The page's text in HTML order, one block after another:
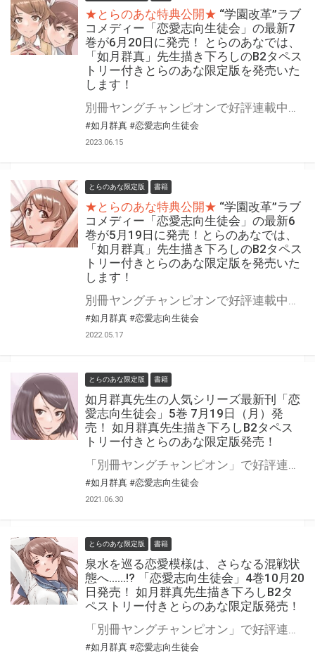
★とらのあな特典公開★ “学園改革”ラブ
コメディー「恋愛志向生徒会」の最新7
巻が6月20日に発売！ とらのあなでは、
「如月群真」先生描き下ろしのB2タペス
トリー付きとらのあな限定版を発売いた
します！
#如月群真 #恋愛志向生徒会
2023.06.15
とらのあな限定版 書籍
★とらのあな特典公開★ “学園改革”ラブ
コメディー「恋愛志向生徒会」の最新6
巻が5月19日に発売！とらのあなでは、
「如月群真」先生描き下ろしのB2タペス
トリー付きとらのあな限定版を発売いた
します！
#如月群真 #恋愛志向生徒会
2022.05.17
とらのあな限定版 書籍
如月群真先生の人気シリーズ最新刊「恋
愛志向生徒会」5巻 7月19日（月）発
売！ 如月群真先生描き下ろしB2タペス
トリー付きとらのあな限定版発売！
#如月群真 #恋愛志向生徒会
2021.06.30
とらのあな限定版 書籍
泉水を巡る恋愛模様は、さらなる混戦状
態へ……!? 「恋愛志向生徒会」4巻10月20
日発売！ 如月群真先生描き下ろしB2タ
ペストリー付きとらのあな限定版発売！
#如月群真 #恋愛志向生徒会